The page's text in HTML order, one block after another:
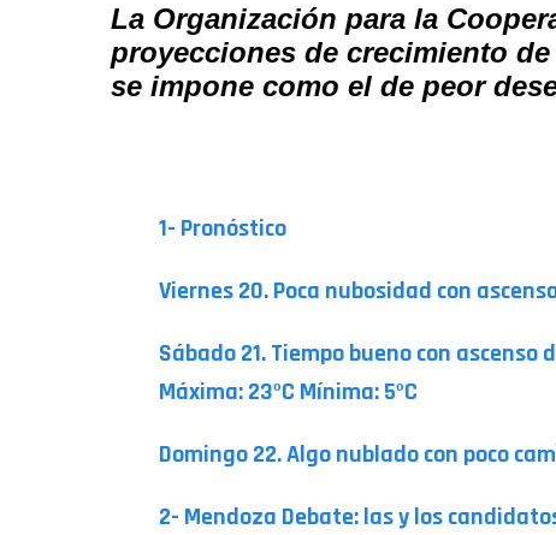
La Organización para la
proyecciones de crecimiento
se impone como el de peor
1- Pronóstico
Viernes 20. Poca nubosidad con
Sábado 21. Tiempo bueno con
Máxima: 23ºC Mínima: 5ºC
Domingo 22. Algo nublado con poco
2- Mendoza Debate: las y los